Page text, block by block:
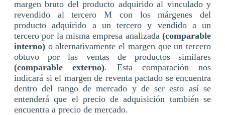
margen bruto del producto adquirido al vinculado y
revendido al tercero M con los márgenes del
producto adquirido a un tercero y vendido a un
tercero por la misma empresa analizada (comparable
interno) o alternativamente el margen que un tercero
obtuvo por las ventas de productos similares
(comparable externo). Esta comparación nos
indicará si el margen de reventa pactado se encuentra
dentro del rango de mercado y de ser esto así se
entenderá que el precio de adquisición también se
encuentra a precio de mercado.